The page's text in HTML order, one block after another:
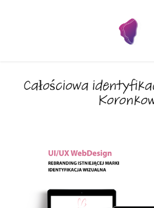
Całościowa